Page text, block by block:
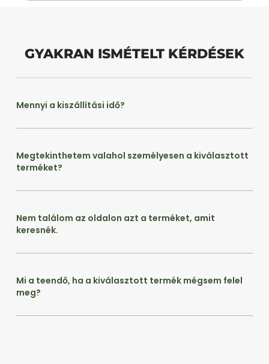
GYAKRAN ISMÉTELT KÉRDÉSEK
Mennyi a kiszállítási idő?
Megtekinthetem valahol személyesen a kiválasztott
terméket?
Nem találom az oldalon azt a terméket, amit
keresnék.
Mi a teendő, ha a kiválasztott termék mégsem felel
meg?